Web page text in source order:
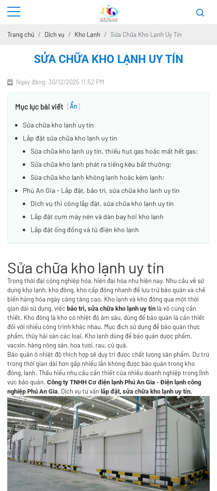
Trang chủ Dịch vụ Kho Lạnh Sửa Chữa Kho Lạnh Uy Tín
SỬA CHỮA KHO LẠNH UY TÍN
Ngày đăng: 30/12/2025 11:52 PM
Mục lục bài viết [Ẩn]
Sửa chữa kho lạnh uy tín
Lắp đặt sửa chữa kho lạnh uy tín
Sửa chữa kho lạnh uy tín, thiếu hụt gas hoặc mất hết gas:
Sửa chữa kho lạnh phát ra tiếng kêu bất thường:
Sửa chữa kho lạnh không lạnh hoặc kém lạnh:
Phú An Gia - Lắp đặt, bảo trì, sửa chữa kho lanh uy tín
Dịch vụ thi công lắp đặt, sửa chữa kho lạnh uy tín
Lắp đặt cụm máy nén và dàn bay hơi kho lạnh
Lắp đặt ống đồng và tủ điện kho lạnh
Sửa chữa kho lạnh uy tín
Trong thời đại công nghiệp hóa, hiện đại hóa như hiện nay. Nhu cầu về sử
dụng kho lạnh, kho đông, kho cấp đông nhanh để lưu trử bảo quản và chế
biến hàng hóa ngày càng tăng cao. Kho lạnh và kho đông qua một thời
gian dài sử dụng, việc bảo trì, sửa chữa kho lạnh uy tín là vô cùng cần
thiết. Kho đông là kho có nhiệt độ âm sâu, dùng để bảo quản là cần thiết
đối với nhiều công trình khác nhau. Mục đích sử dụng để bảo quản thực
phẩm, thủy hải sản các loại. Kho lạnh dùng để bảo quản dược phẩm,
vacxin, hàng nông sản, hoa tươi, rau, củ quả.
Bảo quản ở nhiệt độ thích hợp sẽ duy trì được chất lượng sản phẩm. Dự trử
trong thời gian dài hơn gấp nhiều lần không được bảo quản trong kho
đông, lạnh. Thấu hiểu nhu cầu cần thiết của nhiều doanh nghiệp trong lĩnh
vực bảo quản. Công ty TNHH Cơ điện lạnh Phú An Gia - Điện lạnh công
nghiệp Phú An Gia. Dịch vụ tư vấn lắp đặt, sửa chữa kho lạnh uy tín.